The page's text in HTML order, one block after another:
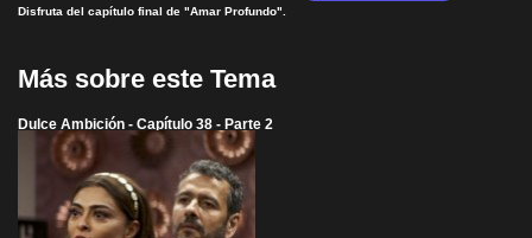
Disfruta del capítulo final de "Amar Profundo".
Más sobre este Tema
Dulce Ambición - Capítulo 38 - Parte 2